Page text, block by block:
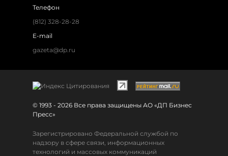
Телефон
(812) 328-28-28
E-mail
gazeta@dp.ru
© 1993 - 2026 Все права защищены АО «ДП Бизнес
Пресс»
Зарегистрировано Федеральной службой по
надзору в сфере связи, информационных
технологий и массовых коммуникаций